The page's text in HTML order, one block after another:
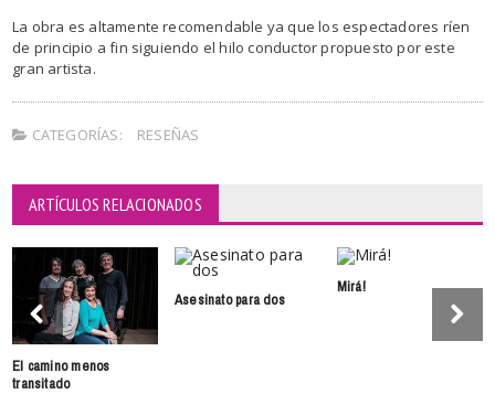
La obra es altamente recomendable ya que los espectadores ríen
de principio a fin siguiendo el hilo conductor propuesto por este
gran artista.
CATEGORÍAS: RESEÑAS
ARTÍCULOS RELACIONADOS
El camino menos
transitado
Asesinato para dos
Mirá!